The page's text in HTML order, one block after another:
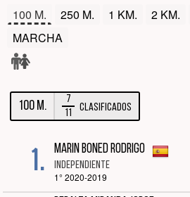
100 M. 250 M. 1 KM. 2 KM.
MARCHA
100 M.
7
11
Clasificados
1. MARIN BONED RODRIGO
INDEPENDIENTE
1° 2020-2019